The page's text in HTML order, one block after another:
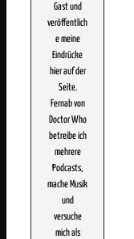
Gast und
veröffentlich
e meine
Eindrücke
hier auf der
Seite.
Fernab von
Doctor Who
betreibe ich
mehrere
Podcasts,
mache Musik
und
versuche
mich als